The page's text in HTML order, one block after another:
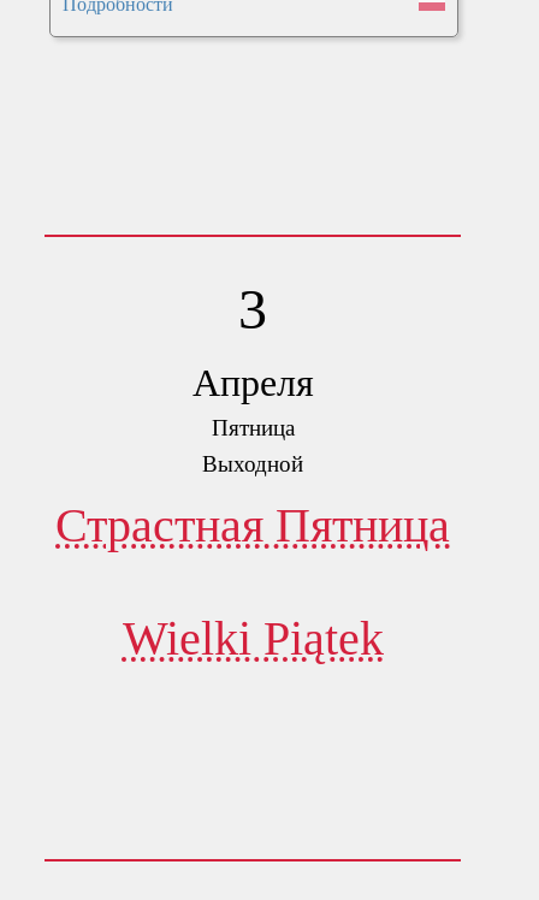
Подробности
3
Апреля
Пятница
Выходной
Страстная Пятница
Wielki Piątek